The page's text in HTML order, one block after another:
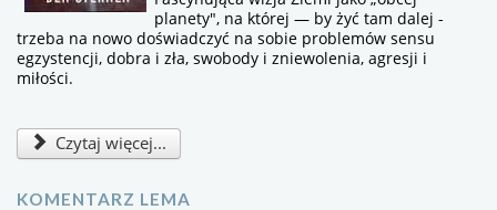
planety", na której — by żyć tam dalej -
trzeba na nowo doświadczyć na sobie problemów sensu
egzystencji, dobra i zła, swobody i zniewolenia, agresji i
miłości.
Czytaj więcej...
KOMENTARZ LEMA